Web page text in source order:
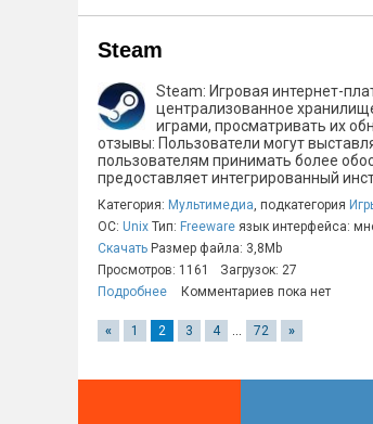
Steam
Steam: Игровая интернет-
централизованное
играми, просматривать их
отзывы: Пользователи могут
пользователям принимать более
предоставляет интегрированный
Категория: Мультимедиа, подкатегория
ОС: Unix Тип: Freeware язык интерфейса:
Скачать Размер файла: 3,8Mb
Просмотров: 1161
Загрузок: 27
Подробнее
Комментариев пока нет
« 1 2 3 4 ... 72 »